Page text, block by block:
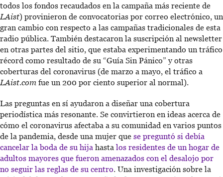
todos los fondos recaudados en la campaña más reciente de
LAist) provinieron de convocatorias por correo electrónico, un
gran cambio con respecto a las campañas tradicionales de esta
radio pública. También destacaron la suscripción al newsletter
en otras partes del sitio, que estaba experimentando un tráfico
récord como resultado de su “Guía Sin Pánico” y otras
coberturas del coronavirus (de marzo a mayo, el tráfico a
LAist.com fue un 200 por ciento superior al normal).
Las preguntas en sí ayudaron a diseñar una cobertura
periodística más resonante. Se convirtieron en ideas acerca de
cómo el coronavirus afectaba a su comunidad en varios puntos
de la pandemia, desde una mujer que se preguntó si debía
cancelar la boda de su hija hasta los residentes de un hogar de
adultos mayores que fueron amenazados con el desalojo por
no seguir las reglas de su centro. Una investigación sobre la